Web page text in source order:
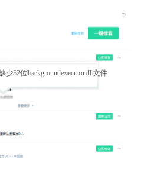
少32位backgroundexecutor.dll文件